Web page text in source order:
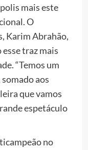
mais este
O
Karim Abrahão,
traz mais
“Temos um
aos
que vamos
espetáculo
no